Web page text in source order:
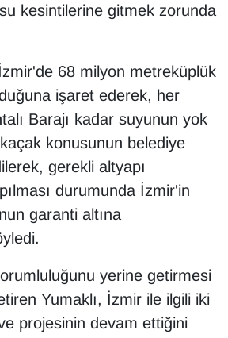
kesintilerine gitmek zorunda
68 milyon metreküplük
işaret ederek, her
Barajı kadar suyunun yok
konusunun belediye
gerekli altyapı
durumunda İzmir'in
garanti altına
yerine getirmesi
Yumaklı, İzmir ile ilgili iki
projesinin devam ettiğini